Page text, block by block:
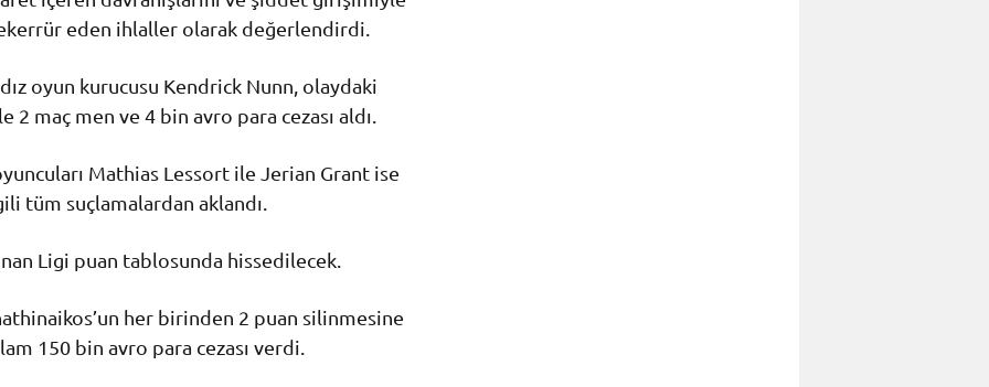
eden ihlaller olarak değerlendirdi.
oyun kurucusu Kendrick Nunn, olaydaki
maç men ve 4 bin avro para cezası aldı.
Mathias Lessort ile Jerian Grant ise
tüm suçlamalardan aklandı.
Ligi puan tablosunda hissedilecek.
her birinden 2 puan silinmesine
150 bin avro para cezası verdi.